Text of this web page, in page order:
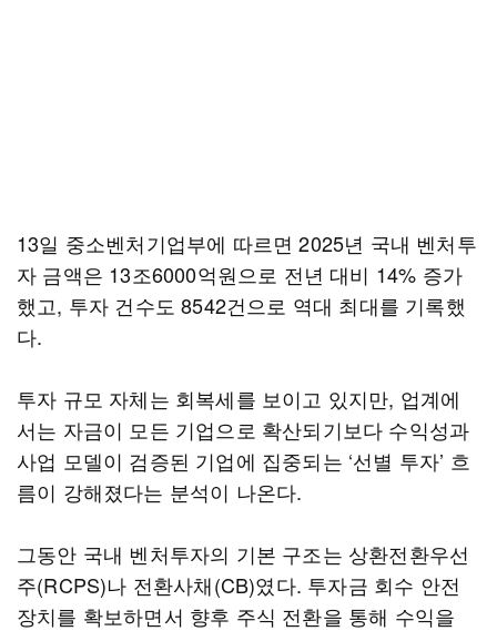
13일 중소벤처기업부에 따르면 2025년 국내 벤처투
자 금액은 13조6000억원으로 전년 대비 14% 증가
했고, 투자 건수도 8542건으로 역대 최대를 기록했
다.
투자 규모 자체는 회복세를 보이고 있지만, 업계에
서는 자금이 모든 기업으로 확산되기보다 수익성과
사업 모델이 검증된 기업에 집중되는 ‘선별 투자’ 흐
름이 강해졌다는 분석이 나온다.
그동안 국내 벤처투자의 기본 구조는 상환전환우선
주(RCPS)나 전환사채(CB)였다. 투자금 회수 안전
장치를 확보하면서 향후 주식 전환을 통해 수익을